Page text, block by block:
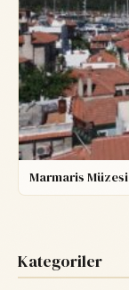
Marmaris Müzesi
Kategoriler